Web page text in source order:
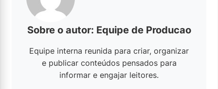
Sobre o autor: Equipe de Producao
Equipe interna reunida para criar, organizar
e publicar conteúdos pensados para
informar e engajar leitores.